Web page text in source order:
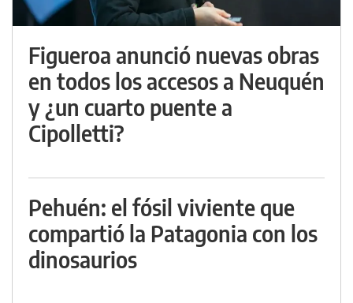
Figueroa anunció nuevas obras
en todos los accesos a Neuquén
y ¿un cuarto puente a
Cipolletti?
Pehuén: el fósil viviente que
compartió la Patagonia con los
dinosaurios